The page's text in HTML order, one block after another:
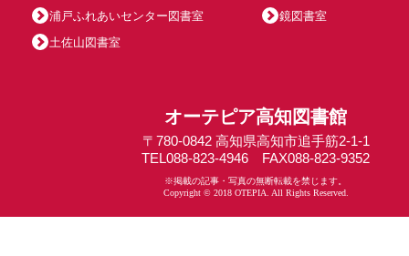
浦戸ふれあいセンター図書室
鏡図書室
土佐山図書室
オーテピア高知図書館
〒780-0842 高知県高知市追手筋2-1-1
TEL088-823-4946 FAX088-823-9352
※掲載の記事・写真の無断転載を禁じます。
Copyright © 2018 OTEPIA. All Rights Reserved.